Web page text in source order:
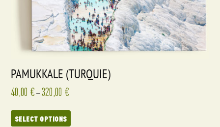
PAMUKKALE (TURQUIE)
40,00 € –320,00 €
SELECT OPTIONS